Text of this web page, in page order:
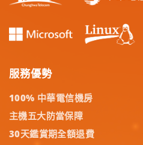
服務優勢
100% 中華電信機房
主機五大防當保障
30天鑑賞期全額退費